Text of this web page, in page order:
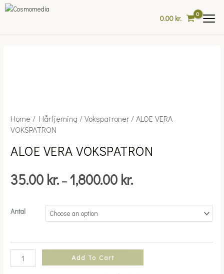
Skip
0.00 kr.
Home/ Hårfjerning /Vokspatroner/ ALOE VERA
VOKSPATRON
ALOE VERA VOKSPATRON
35.00 kr. – 1,800.00 kr.
Price
through
Antal
ALOE
VERA
quantity
Add To Cart